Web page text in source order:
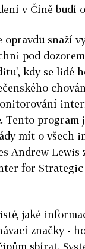
v Číně budí
opravdu snaží
pod
kdy se lidé
Tento program
mít o všech
Andrew Lewis
for
jaké
značky -
sbírat.